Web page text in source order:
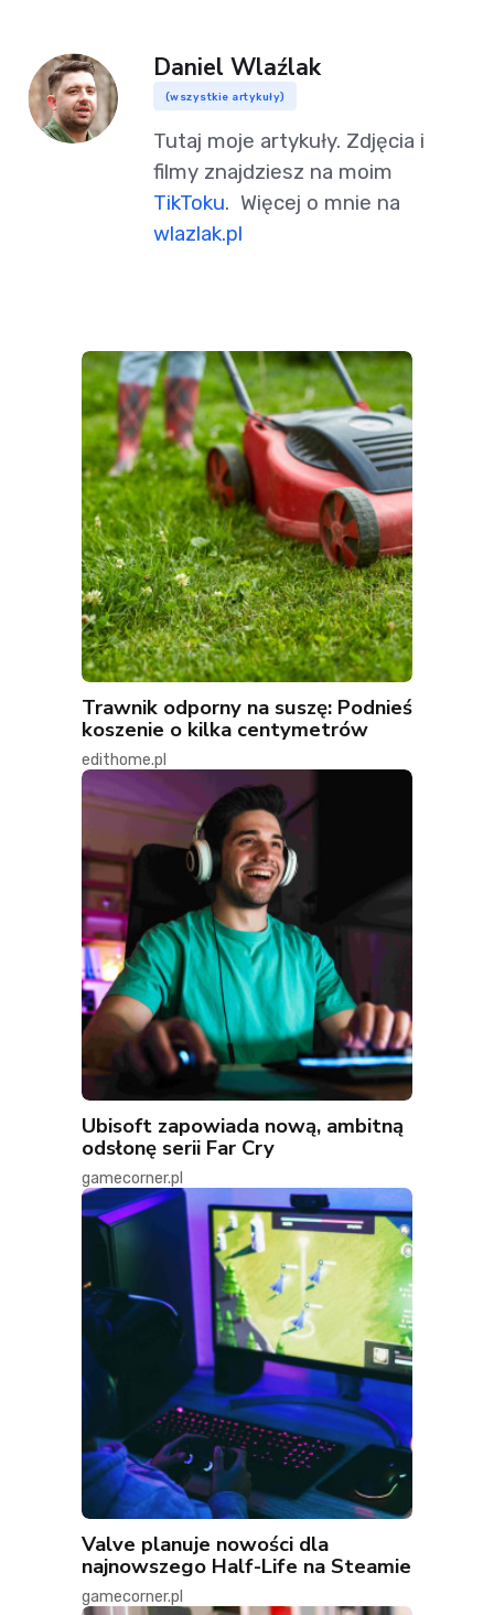
Daniel Wlaźlak
(wszystkie artykuły)
Tutaj moje artykuły. Zdjęcia i
filmy znajdziesz na moim
TikToku. Więcej o mnie na
wlazlak.pl
Trawnik odporny na suszę: Podnieś
koszenie o kilka centymetrów
edithome.pl
Ubisoft zapowiada nową, ambitną
odsłonę serii Far Cry
gamecorner.pl
Valve planuje nowości dla
najnowszego Half-Life na Steamie
gamecorner.pl